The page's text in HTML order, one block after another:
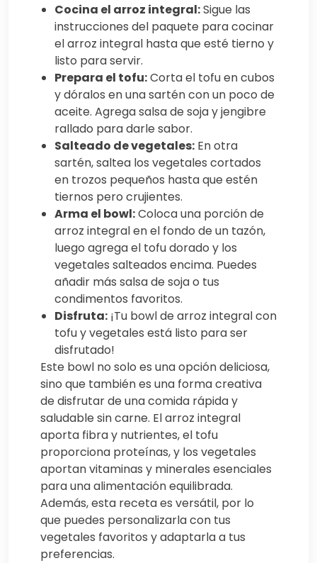
Cocina el arroz integral:Sigue las
instrucciones del paquete para cocinar
el arroz integral hasta que esté tierno y
listo para servir.
Prepara el tofu:Corta el tofu en cubos
y dóralos en una sartén con un poco de
aceite. Agrega salsa de soja y jengibre
rallado para darle sabor.
Salteado de vegetales: En otra
sartén, saltea los vegetales cortados
en trozos pequeños hasta que estén
tiernos pero crujientes.
Arma el bowl:Coloca una porción de
arroz integral en el fondo de un tazón,
luego agrega el tofu dorado y los
vegetales salteados encima. Puedes
añadir más salsa de soja o tus
condimentos favoritos.
Disfruta: ¡Tu bowl de arroz integral con
tofu y vegetales está listo para ser
disfrutado!
Este bowl no solo es una opción deliciosa,
sino que también es una forma creativa
de disfrutar de una comida rápida y
saludable sin carne. El arroz integral
aporta fibra y nutrientes, el tofu
proporciona proteínas, y los vegetales
aportan vitaminas y minerales esenciales
para una alimentación equilibrada.
Además, esta receta es versátil, por lo
que puedes personalizarla con tus
vegetales favoritos y adaptarla a tus
preferencias.